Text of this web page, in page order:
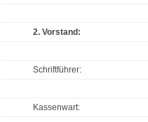
2. Vorstand:
Schriftführer:
Kassenwart: